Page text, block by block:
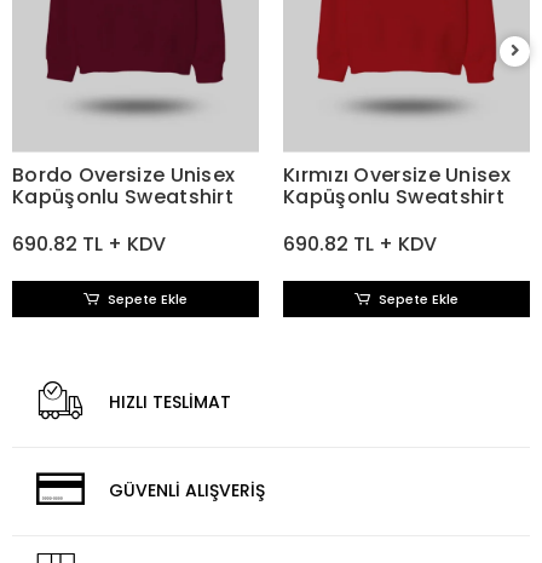
Bordo Oversize Unisex
Kapüşonlu Sweatshirt
690.82 TL + KDV
Sepete Ekle
Kırmızı Oversize Unisex
Kapüşonlu Sweatshirt
690.82 TL + KDV
Sepete Ekle
HIZLI TESLİMAT
GÜVENLİ ALIŞVERİŞ